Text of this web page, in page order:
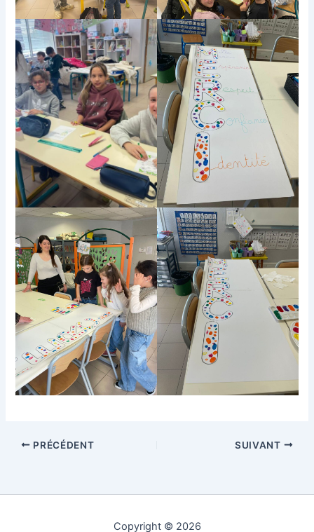
PRÉCÉDENT SUIVANT
Copyright © 2026